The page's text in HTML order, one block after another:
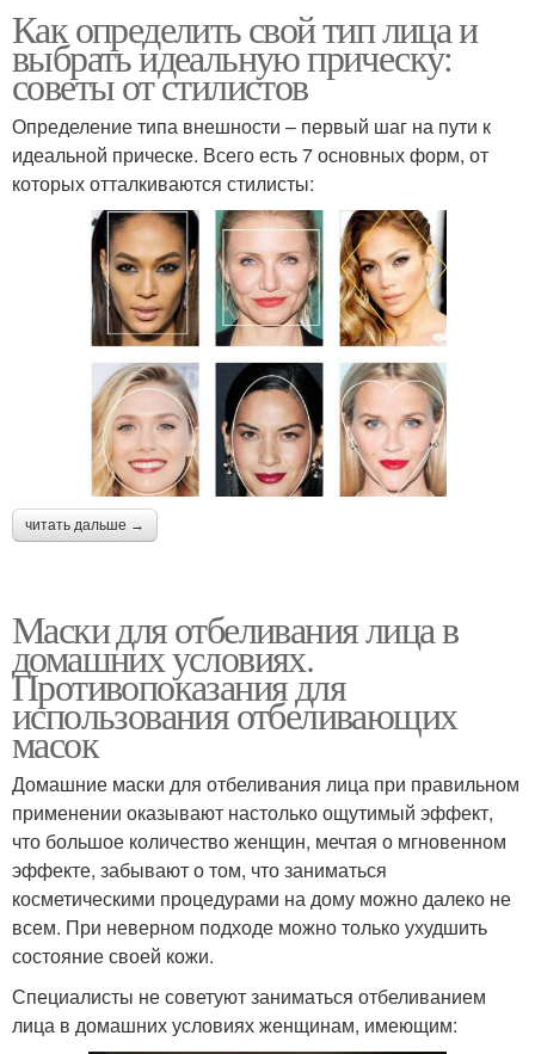
Как определить свой тип лица и
выбрать идеальную прическу:
советы от стилистов
Определение типа внешности – первый шаг на пути к
идеальной прическе. Всего есть 7 основных форм, от
которых отталкиваются стилисты:
читать дальше →
Маски для отбеливания лица в
домашних условиях.
Противопоказания для
использования отбеливающих
масок
Домашние маски для отбеливания лица при правильном
применении оказывают настолько ощутимый эффект,
что большое количество женщин, мечтая о мгновенном
эффекте, забывают о том, что заниматься
косметическими процедурами на дому можно далеко не
всем. При неверном подходе можно только ухудшить
состояние своей кожи.
Специалисты не советуют заниматься отбеливанием
лица в домашних условиях женщинам, имеющим: